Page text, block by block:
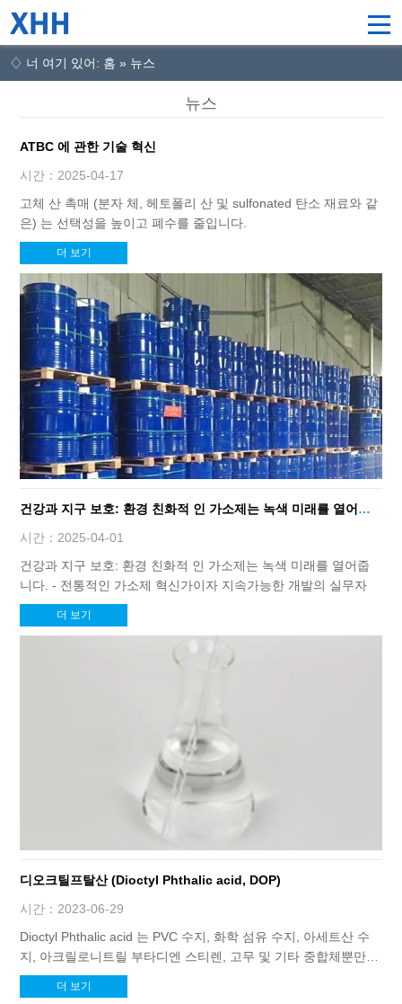
♢ 너 여기 있어: 홈 » 뉴스
뉴스
ATBC 에 관한 기술 혁신
시간：2025-04-17
고체 산 촉매 (분자 체, 헤토폴리 산 및 sulfonated 탄소 재료와 같
은) 는 선택성을 높이고 폐수를 줄입니다.
더 보기
건강과 지구 보호: 환경 친화적 인 가소제는 녹색 미래를 열어줍
니다.
시간：2025-04-01
건강과 지구 보호: 환경 친화적 인 가소제는 녹색 미래를 열어줍
니다. - 전통적인 가소제 혁신가이자 지속가능한 개발의 실무자
더 보기
디오크틸프탈산 (Dioctyl Phthalic acid, DOP)
시간：2023-06-29
Dioctyl Phthalic acid 는 PVC 수지, 화학 섬유 수지, 아세트산 수
지, 아크릴로니트릴 부타디엔 스티렌, 고무 및 기타 중합체뿐만
아니라 페인트, 염료, 분산제 등의 가공에 주로 사용되는 중요한
일반 목적 주요 가소제입니다.
더 보기